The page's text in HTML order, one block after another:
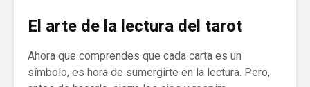
El arte de la lectura del tarot
Ahora que comprendes que cada carta es un
símbolo, es hora de sumergirte en la lectura. Pero,